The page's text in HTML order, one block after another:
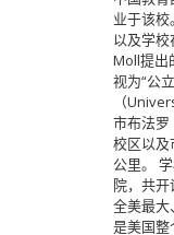
业于该
以及学
Moll提出
视为“公
（
市布法罗
校区以及
公里。
院，共
全美最大
是美国整